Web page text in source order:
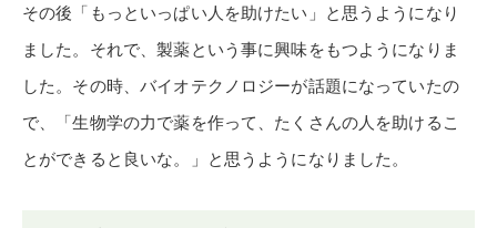
その後「もっといっぱい人を助けたい」と思うようになり
ました。それで、製薬という事に興味をもつようになりま
した。その時、バイオテクノロジーが話題になっていたの
で、「生物学の力で薬を作って、たくさんの人を助けるこ
とができると良いな。」と思うようになりました。